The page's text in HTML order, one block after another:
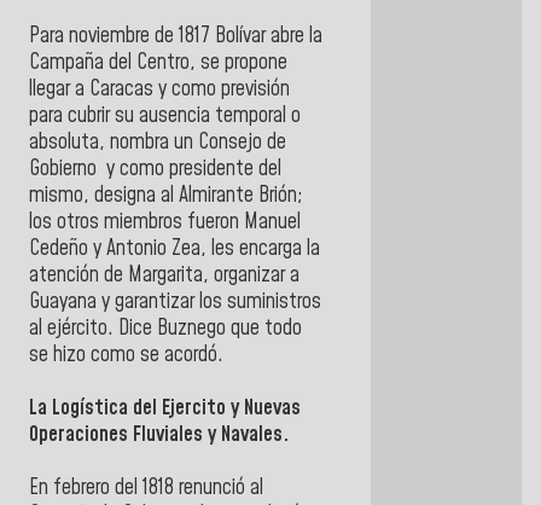
Para noviembre de 1817 Bolívar abre la
Campaña del Centro, se propone
llegar a Caracas y como previsión
para cubrir su ausencia temporal o
absoluta, nombra un Consejo de
Gobierno y como presidente del
mismo, designa al Almirante Brión;
los otros miembros fueron Manuel
Cedeño y Antonio Zea, les encarga la
atención de Margarita, organizar a
Guayana y garantizar los suministros
al ejército. Dice Buznego que todo
se hizo como se acordó.
La Logística del Ejercito y Nuevas
Operaciones Fluviales y Navales.
En febrero del 1818 renunció al